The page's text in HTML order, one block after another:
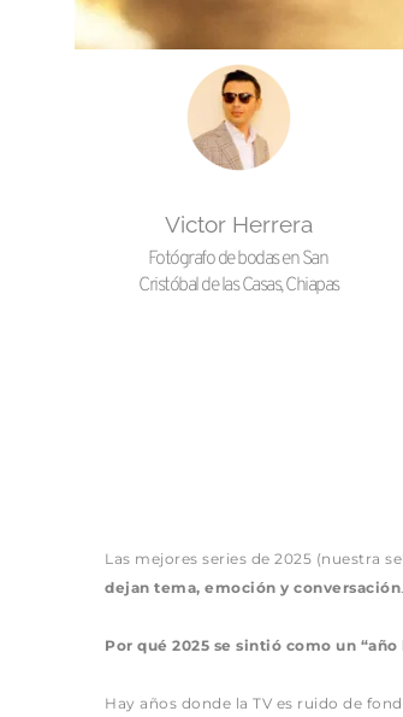
Victor Herrera
Fotógrafo de bodas en San
Cristóbal de las Casas, Chiapas
Las mejores series de 2025 (nuestra
dejan tema, emoción y conversación
Por qué 2025 se sintió como un
Hay años donde la TV es ruido de